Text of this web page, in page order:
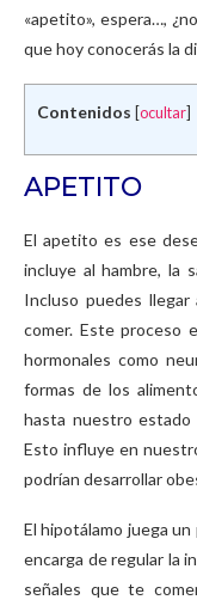
«apetito», espera…,
que hoy conocerás la
Contenidos [ocultar]
APETITO
El apetito es ese
incluye al hambre, la
Incluso puedes
comer. Este proceso
hormonales como
formas de los
hasta nuestro estado
Esto influye en
podrían desarrollar
El hipotálamo juega
encarga de regular la
señales que te